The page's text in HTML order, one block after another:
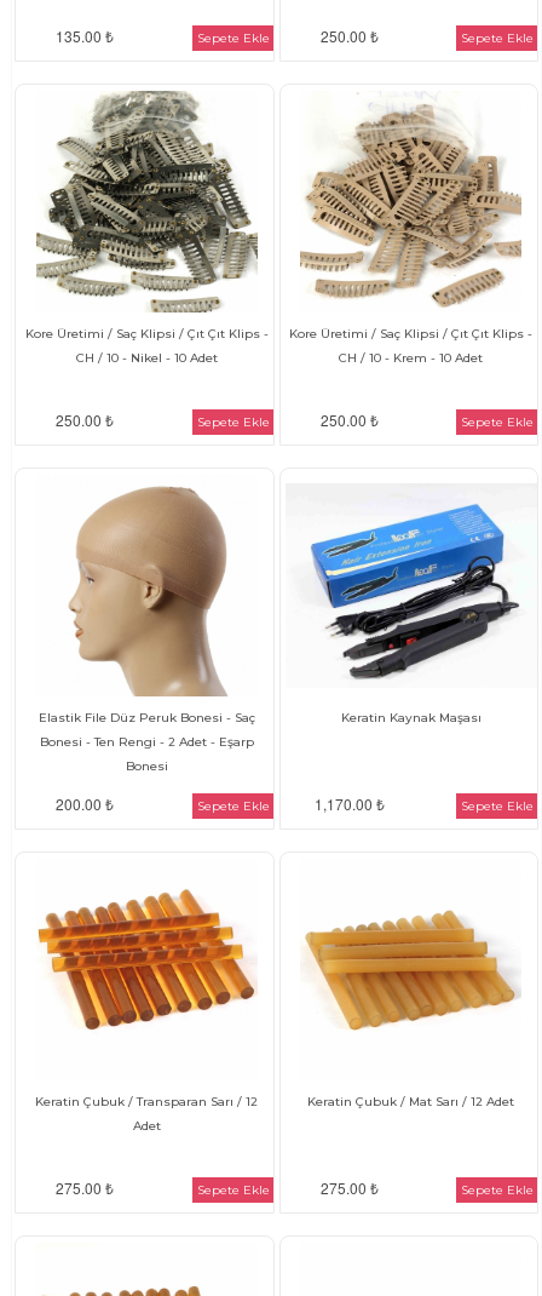
135.00 ₺ Sepete Ekle 250.00 ₺ Sepete Ekle
Kore Üretimi / Saç Klipsi / Çıt Çıt Klips -
CH / 10 - Nikel - 10 Adet
250.00 ₺ Sepete Ekle
Kore Üretimi / Saç Klipsi / Çıt Çıt Klips -
CH / 10 - Krem - 10 Adet
250.00 ₺ Sepete Ekle
Elastik File Düz Peruk Bonesi - Saç
Bonesi - Ten Rengi - 2 Adet - Eşarp
Bonesi
200.00 ₺ Sepete Ekle
Keratin Kaynak Maşası
1,170.00 ₺ Sepete Ekle
Keratin Çubuk / Transparan Sarı / 12
Adet
275.00 ₺ Sepete Ekle
Keratin Çubuk / Mat Sarı / 12 Adet
275.00 ₺ Sepete Ekle